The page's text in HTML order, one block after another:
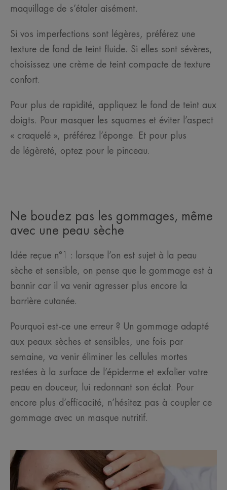
maquillage de s’étaler aisément.
Si vos imperfections sont légères, préférez une
texture de fond de teint fluide. Si elles sont sévères,
choisissez une crème de teint compacte de texture
confort.
Pour plus de rapidité, appliquez le fond de teint aux
doigts. Pour masquer les squames et éviter l’aspect
« craquelé », préférez l’éponge. Et pour plus
de légèreté, optez pour le pinceau.
Ne boudez pas les gommages, même
avec une peau sèche
Idée reçue n°1 : lorsque l’on est sujet à la peau
sèche et sensible, on pense que le gommage est à
bannir car il va venir agresser plus encore la
barrière cutanée.
Pourquoi est-ce une erreur ? Un gommage adapté
aux peaux sèches et sensibles, une fois par
semaine, va venir éliminer les cellules mortes
restées à la surface de l’épiderme et exfolier votre
peau en douceur, lui redonnant son éclat. Pour
encore plus d’efficacité, n’hésitez pas à coupler ce
gommage avec un masque nutritif.